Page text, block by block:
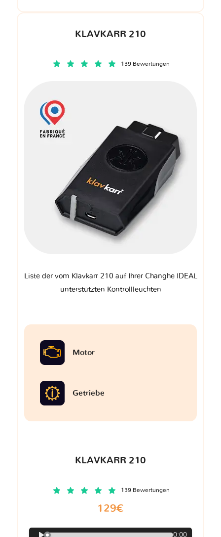
KLAVKARR 210
139 Bewertungen
Liste der vom Klavkarr 210 auf Ihrer Changhe IDEAL
unterstützten Kontrollleuchten
Motor
Getriebe
KLAVKARR 210
139 Bewertungen
129€
0:00